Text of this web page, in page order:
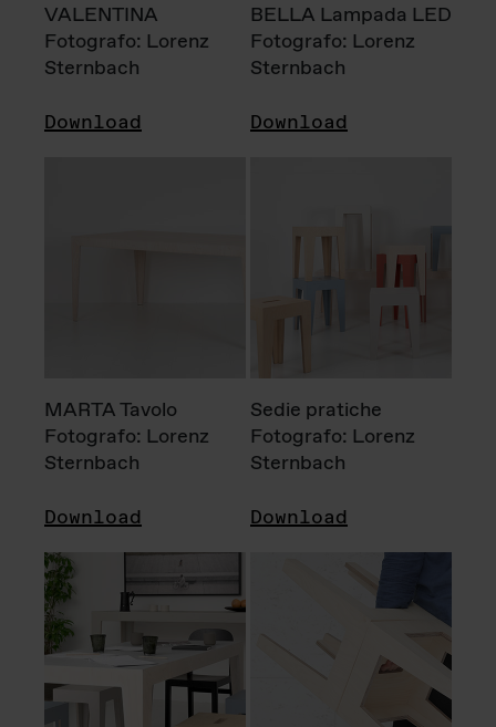
VALENTINA
Fotografo: Lorenz
Sternbach
Download
BELLA Lampada LED
Fotografo: Lorenz
Sternbach
Download
MARTA Tavolo
Fotografo: Lorenz
Sternbach
Download
Sedie pratiche
Fotografo: Lorenz
Sternbach
Download